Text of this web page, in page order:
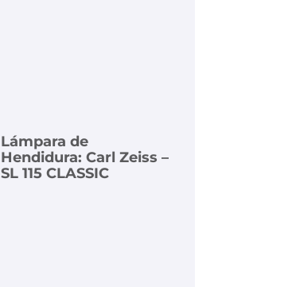
Lámpara de
Hendidura: Carl Zeiss –
SL 115 CLASSIC